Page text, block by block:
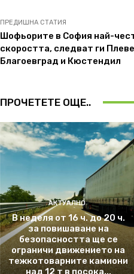
ПРЕДИШНА СТАТИЯ
Шофьорите в София най-
скоростта, следват ги
Благоевград и Кюстендил
ПРОЧЕТЕТЕ ОЩЕ..
АКТУАЛНО
В неделя от 16 ч. до 20 ч.
за повишаване на
безопасността ще се
ограничи движението на
тежкотоварните камиони
над 12 т в посока...